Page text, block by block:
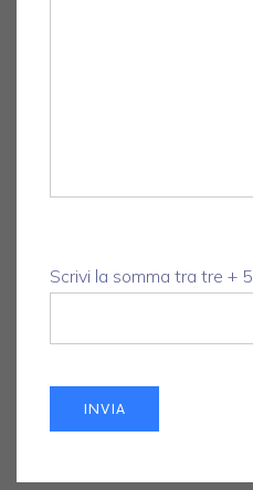
Scrivi la somma tra tre + 5